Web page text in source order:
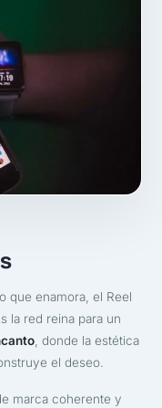
que enamora, el Reel
la red reina para un
, donde la estética
el deseo.
marca coherente y